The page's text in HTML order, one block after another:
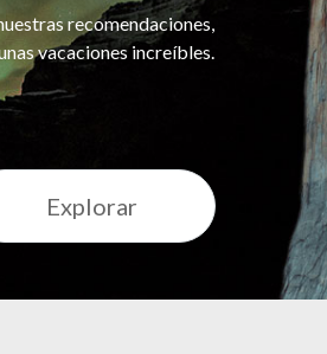
recomendaciones,
vacaciones increíbles.
Explorar